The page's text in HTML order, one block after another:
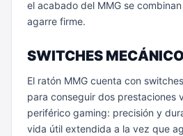
el acabado del MMG se
agarre firme.
SWITCHES
El ratón MMG cuenta con
para conseguir dos prestaciones
periférico gaming: precisión y
vida útil extendida a la vez que